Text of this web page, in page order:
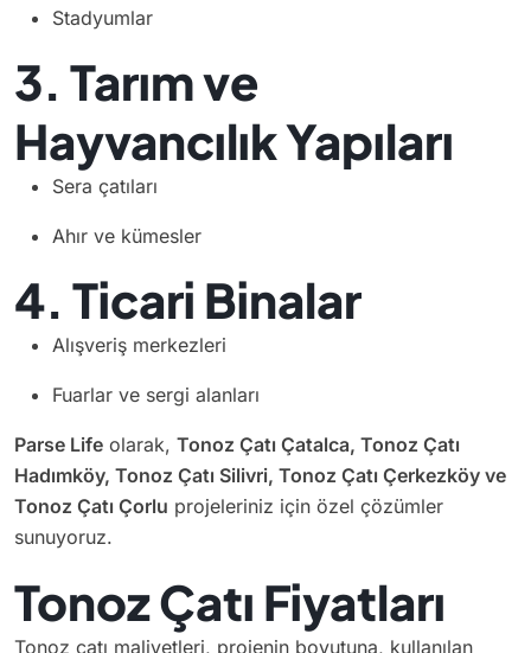
Stadyumlar
3. Tarım ve
Hayvancılık Yapıları
Sera çatıları
Ahır ve kümesler
4. Ticari Binalar
Alışveriş merkezleri
Fuarlar ve sergi alanları
Parse Life olarak, Tonoz Çatı Çatalca, Tonoz Çatı
Hadımköy, Tonoz Çatı Silivri, Tonoz Çatı Çerkezköy ve
Tonoz Çatı Çorlu projeleriniz için özel çözümler
sunuyoruz.
Tonoz Çatı Fiyatları
Tonoz çatı maliyetleri, projenin boyutuna, kullanılan